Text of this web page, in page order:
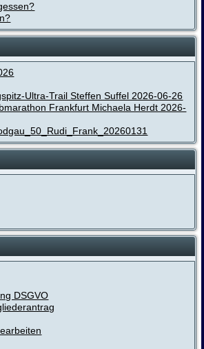
Ultra-Trail Steffen Suffel 2026-06-26
Frankfurt Michaela Herdt 2026-
DSGVO